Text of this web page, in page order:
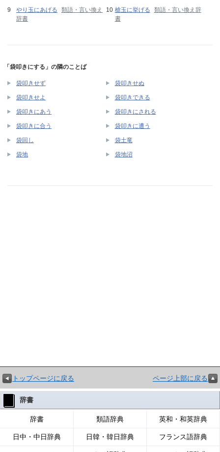
やり玉にあげる
類語・言い換え
辞書
槍玉に挙げる
類語・言い換え辞
書
「袋叩きにする」の隣のことば
袋叩きせず 袋叩きせぬ
袋叩きせよ 袋叩きできる
袋叩きにあう 袋叩きにされる
袋叩きに合う 袋叩きに遭う
袋回し 袋土竜
袋地 袋地沼
トップページに戻る ページ上部に戻る
辞書
辞書 類語辞典 英和・和英辞典
日中・中日辞典 日韓・韓日辞典 フランス語辞典